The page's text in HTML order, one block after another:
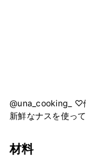
@una_cooking_ ♡
新鮮なナスを使っ
材料